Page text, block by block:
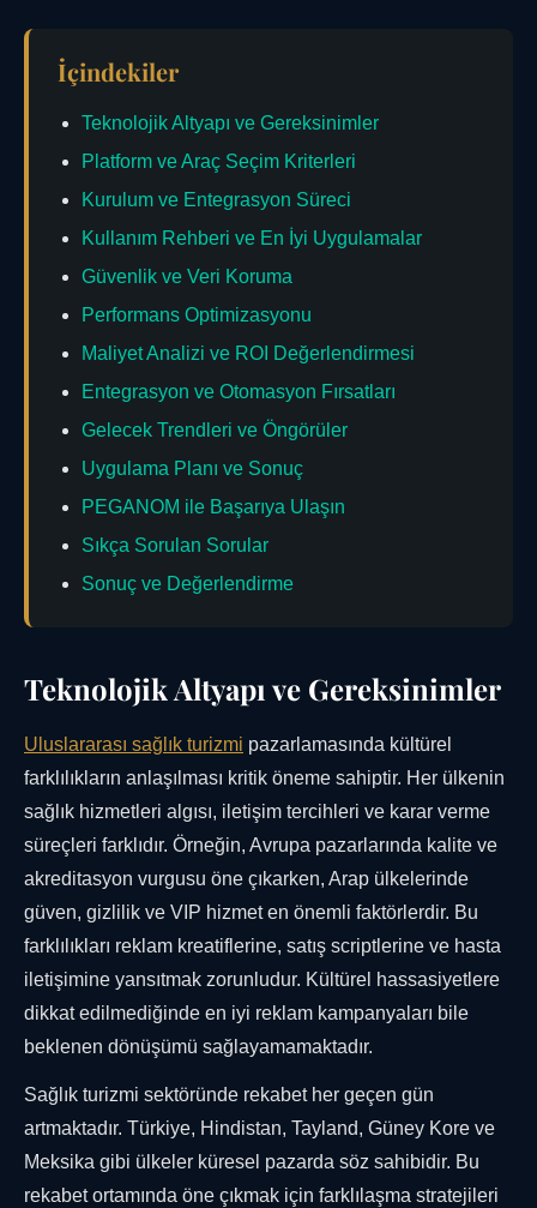
İçindekiler
Teknolojik Altyapı ve Gereksinimler
Platform ve Araç Seçim Kriterleri
Kurulum ve Entegrasyon Süreci
Kullanım Rehberi ve En İyi Uygulamalar
Güvenlik ve Veri Koruma
Performans Optimizasyonu
Maliyet Analizi ve ROI Değerlendirmesi
Entegrasyon ve Otomasyon Fırsatları
Gelecek Trendleri ve Öngörüler
Uygulama Planı ve Sonuç
PEGANOM ile Başarıya Ulaşın
Sıkça Sorulan Sorular
Sonuç ve Değerlendirme
Teknolojik Altyapı ve Gereksinimler
Uluslararası sağlık turizmi pazarlamasında kültürel
farklılıkların anlaşılması kritik öneme sahiptir. Her ülkenin
sağlık hizmetleri algısı, iletişim tercihleri ve karar verme
süreçleri farklıdır. Örneğin, Avrupa pazarlarında kalite ve
akreditasyon vurgusu öne çıkarken, Arap ülkelerinde
güven, gizlilik ve VIP hizmet en önemli faktörlerdir. Bu
farklılıkları reklam kreatiflerine, satış scriptlerine ve hasta
iletişimine yansıtmak zorunludur. Kültürel hassasiyetlere
dikkat edilmediğinde en iyi reklam kampanyaları bile
beklenen dönüşümü sağlayamamaktadır.
Sağlık turizmi sektöründe rekabet her geçen gün
artmaktadır. Türkiye, Hindistan, Tayland, Güney Kore ve
Meksika gibi ülkeler küresel pazarda söz sahibidir. Bu
rekabet ortamında öne çıkmak için farklılaşma stratejileri